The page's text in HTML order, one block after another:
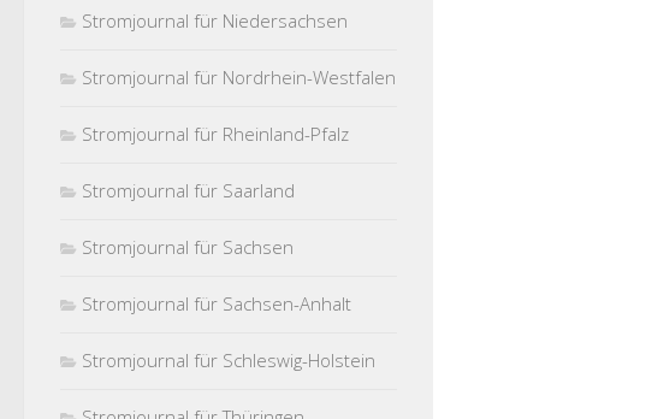
Stromjournal für Niedersachsen
Stromjournal für Nordrhein-Westfalen
Stromjournal für Rheinland-Pfalz
Stromjournal für Saarland
Stromjournal für Sachsen
Stromjournal für Sachsen-Anhalt
Stromjournal für Schleswig-Holstein